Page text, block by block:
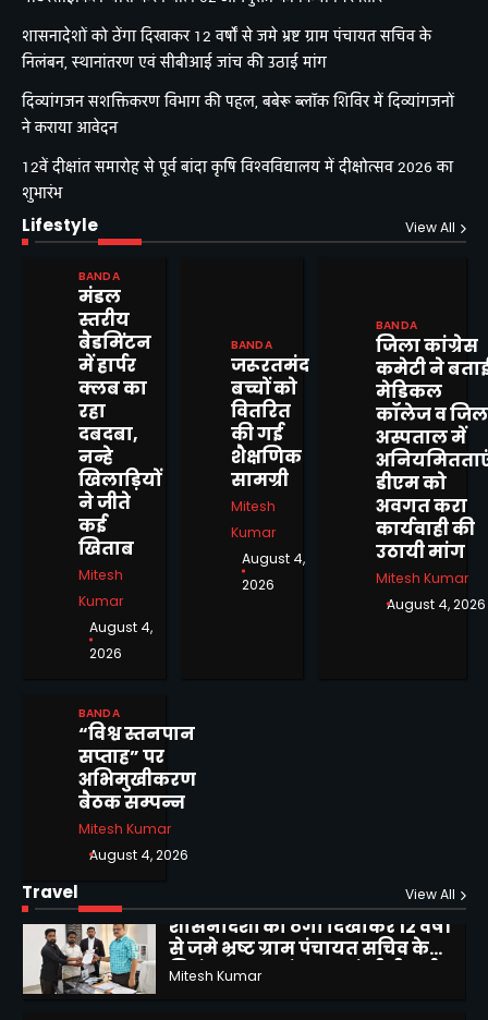
शासनादेशों को ठेंगा दिखाकर 12 वर्षों से जमे भ्रष्ट ग्राम पंचायत सचिव के
निलंबन, स्थानांतरण एवं सीबीआई जांच की उठाई मांग
दिव्यांगजन सशक्तिकरण विभाग की पहल, बबेरू ब्लॉक शिविर में दिव्यांगजनों
ने कराया आवेदन
12वें दीक्षांत समारोह से पूर्व बांदा कृषि विश्वविद्यालय में दीक्षोत्सव 2026 का
शुभारंभ
Lifestyle View All
BANDA
मंडल
स्तरीय
बैडमिंटन
में हार्पर
क्लब का
रहा
दबदबा,
नन्हे
खिलाड़ियों
ने जीते
कई
खिताब
Mitesh
Kumar
August 4,
2026
BANDA
जरूरतमंद
बच्चों को
वितरित
की गई
शैक्षणिक
सामग्री
Mitesh
Kumar
August 4,
2026
BANDA
जिला कांग्रेस
कमेटी ने
मेडिकल
कॉलेज व
अस्पताल में
डीएम को
अवगत करा
कार्यवाही की
उठायी मांग
Mitesh Kumar
August 4, 2026
BANDA
“विश्व स्तनपान
सप्ताह” पर
अभिमुखीकरण
बैठक सम्पन्न
Mitesh Kumar
August 4, 2026
Travel View All
शासनादेशों को ठेंगा दिखाकर 12 वर्षों
से जमे भ्रष्ट ग्राम पंचायत सचिव के
निलंबन, स्थानांतरण एवं सीबीआई
जांच की उठाई मांग
Mitesh Kumar
दिव्यांगजन सशक्तिकरण विभाग की
पहल, बबेरू ब्लॉक शिविर में
दिव्यांगजनों ने कराया आवेदन
Mitesh Kumar
12वें दीक्षांत समारोह से पूर्व बांदा कृषि
विश्वविद्यालय में दीक्षोत्सव 2026 का
परेशान, स्कूल जाने वाले बच्चों की
बढ़ी मुश्किलें
1
मोटरसाइकिल चोरी करने वाले 02
अभियुक्तों को किया गिरफ्तार
Mitesh Kumar
2
शासनादेशों को ठेंगा दिखाकर 12 वर्षों
से जमे भ्रष्ट ग्राम पंचायत सचिव के
निलंबन, स्थानांतरण एवं सीबीआई
Mitesh Kumar